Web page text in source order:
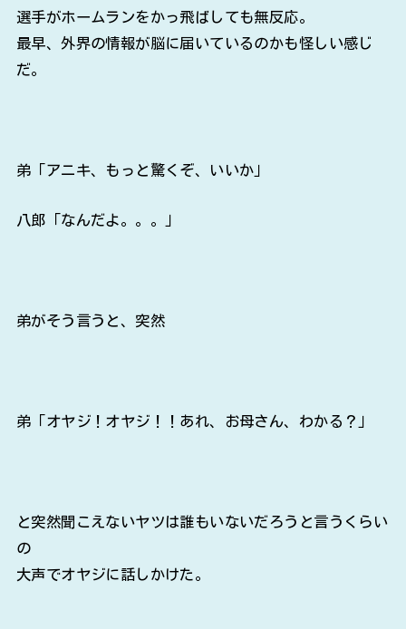
選手がホームランをかっ飛ばしても無反応。
最早、外界の情報が脳に届いているのかも怪しい感じ
だ。
弟「アニキ、もっと驚くぞ、いいか」
八郎「なんだよ。。。」
弟がそう言うと、突然
弟「オヤジ！オヤジ！！あれ、お母さん、わかる？」
と突然聞こえないヤツは誰もいないだろうと言うくらい
の
大声でオヤジに話しかけた。